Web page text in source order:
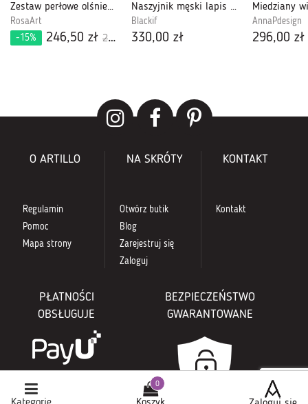
Zestaw perłowe olśnienie
RosaArt
-15%
246,50 zł 290,00 zł
Naszyjnik męski lapis lazuli lap01
Blackif
330,00 zł
AnnaPdesign
296,00 zł
O ARTILLO
Regulamin
Pomoc
Mapa strony
NA SKRÓTY
Otwórz butik
Blog
Zarejestruj się
Zaloguj
KONTAKT
Kontakt
PŁATNOŚCI
OBSŁUGUJE
BEZPIECZEŃSTWO
GWARANTOWANE